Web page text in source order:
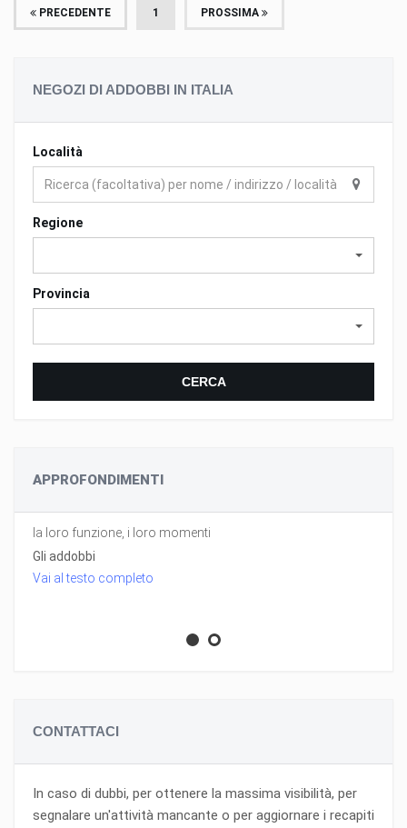
PRECEDENTE 1 PROSSIMA
NEGOZI DI ADDOBBI IN ITALIA
Località
Regione
Provincia
CERCA
APPROFONDIMENTI
la loro funzione, i loro momenti
Gli addobbi
Vai al testo completo
CONTATTACI
In caso di dubbi, per ottenere la massima visibilità, per
segnalare un'attività mancante o per aggiornare i recapiti